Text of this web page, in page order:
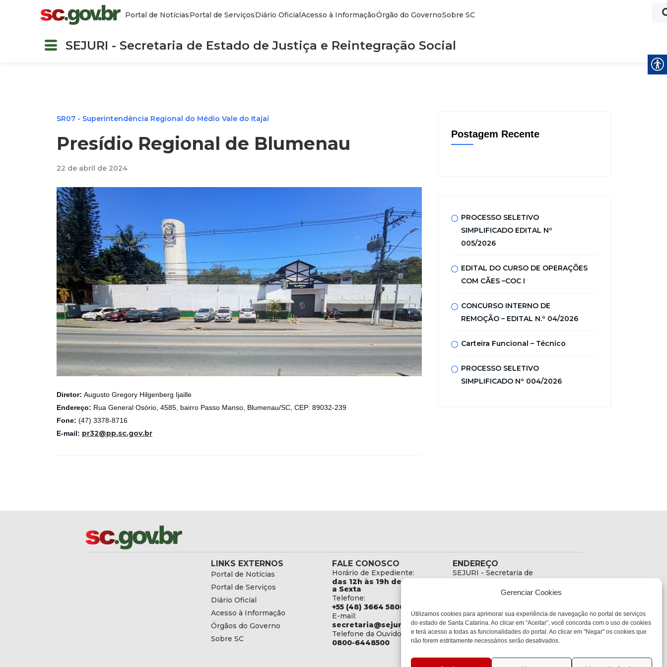
Gerenciar Cookies
Utilizamos cookies para aprimorar sua experiência de navegação no portal de serviços
do estado de Santa Catarina. Ao clicar em “Aceitar”, você concorda com o uso de cookies
e terá acesso a todas as funcionalidades do portal. Ao clicar em "Negar" os cookies que
não forem estritamente necessários serão desativados.
Portal de NotíciasPortal de ServiçosDiário OficialAcesso à InformaçãoÓrgão do GovernoSobre SC
SEJURI - Secretaria de Estado de Justiça e Reintegração Social
SR07 - Superintendência Regional do Médio Vale do Itajaí
Presídio Regional de Blumenau
22 de abril de 2024
Diretor: Augusto Gregory Hilgenberg Ijaille
Endereço: Rua General Osório, 4585, bairro Passo Manso, Blumenau/SC, CEP: 89032-239
Fone: (47) 3378-8716
E-mail: pr32@pp.sc.gov.br
Postagem Recente
PROCESSO SELETIVO
SIMPLIFICADO EDITAL Nº
005/2026
EDITAL DO CURSO DE OPERAÇÕES
COM CÃES –COC I
CONCURSO INTERNO DE
REMOÇÃO – EDITAL N.º 04/2026
Carteira Funcional – Técnico
PROCESSO SELETIVO
SIMPLIFICADO Nº 004/2026
LINKS EXTERNOS
Portal de Notícias
Portal de Serviços
Diário Oficial
Acesso à Informação
Órgãos do Governo
Sobre SC
FALE CONOSCO
Horário de Expediente:
das 12h às 19h de Segunda
a Sexta
Telefone:
+55 (48) 3664 5806
E-mail:
secretaria@sejuri.sc.gov.br
Telefone da Ouvidoria:
0800-6448500
ENDEREÇO
SEJURI - Secretaria de
Reintegração Social
Rua Fúlvio Aducci, 1214 -
Loja 06
Bairro:
Estreito - Florianópolis -
SC
88075-000